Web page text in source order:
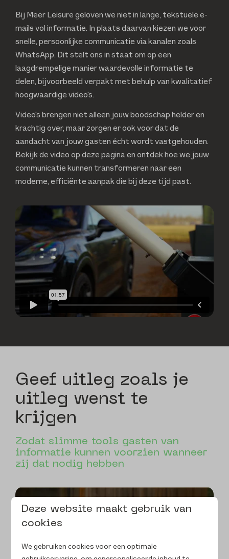
Bij Meer Leisure geloven we niet in lange, tekstuele e-
mails vol informatie. In plaats daarvan kiezen we voor
snelle, persoonlijke communicatie via kanalen zoals
WhatsApp. Dit stelt ons in staat om op een
laagdrempelige manier waardevolle informatie te
delen, bijvoorbeeld verpakt met behulp van kwalitatief
hoogwaardige video's.
Video's brengen niet alleen jouw boodschap helder en
krachtig over, maar zorgen er ook voor dat de
aandacht van jouw gasten écht wordt vastgehouden.
Bekijk de video op deze pagina en ontdek hoe we jouw
communicatie kunnen transformeren naar een
moderne, efficiënte aanpak die bij deze tijd past.
Geef uitleg zoals je
uitleg wenst te
krijgen
Zodat slimme tools gasten van
informatie kunnen voorzien wanneer
zij dat nodig hebben
Deze website maakt gebruik van
cookies
We gebruiken cookies voor een optimale